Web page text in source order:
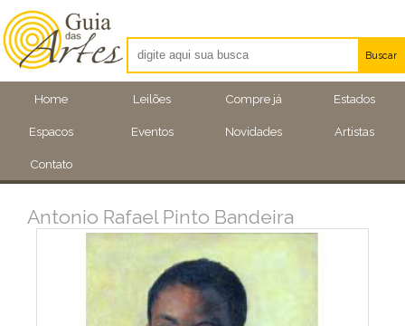
Home Leilões Compre já Estados
Espacos Eventos Novidades Artistas
Contato
Buscar
Artistas
Eventos
Antonio Rafael Pinto Bandeira